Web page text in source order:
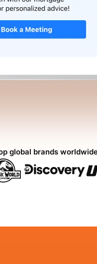
global brands